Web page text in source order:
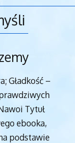
Gładkość –
Tytuł
ebooka,
podstawie